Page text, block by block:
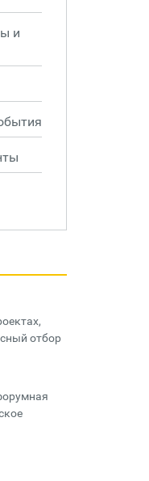
и
отбор